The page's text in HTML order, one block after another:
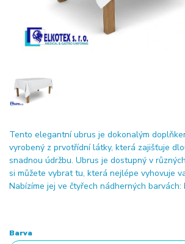
Tento elegantní ubrus je dokonalým
vyrobený z prvotřídní látky, která zajišťuje
snadnou údržbu. Ubrus je dostupný v
si můžete vybrat tu, která nejlépe vyhovuje
Nabízíme jej ve čtyřech nádherných barvách:
Barva